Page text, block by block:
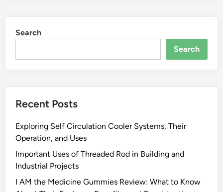
Search
Search
Recent Posts
Exploring Self Circulation Cooler Systems, Their
Operation, and Uses
Important Uses of Threaded Rod in Building and
Industrial Projects
I AM the Medicine Gummies Review: What to Know